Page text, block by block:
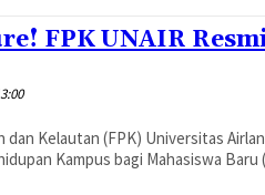
FPK UNAIR
dan Kelautan (FPK) Universitas
Kampus bagi Mahasiswa Baru